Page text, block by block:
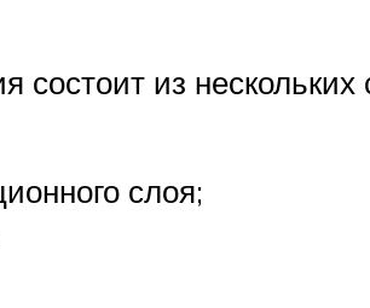
состоит из нескольких
слоя;